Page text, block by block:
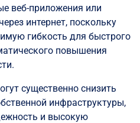
веб-приложения или
интернет, поскольку
гибкость для быстрого
повышения
существенно снизить
инфраструктуры,
и высокую